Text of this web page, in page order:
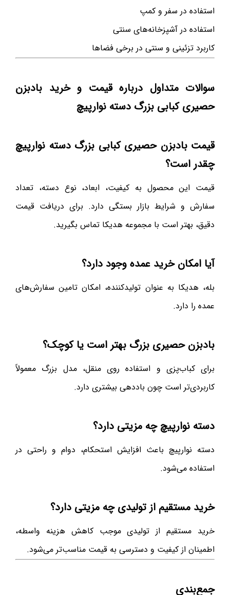
استفاده در سفر و کمپ
استفاده در آشپزخانه‌های سنتی
کاربرد تزئینی و سنتی در برخی فضاها
سوالات متداول درباره قیمت و خرید بادبزن
حصیری کبابی بزرگ دسته نوارپیچ
قیمت بادبزن حصیری کبابی بزرگ دسته نوارپیچ
چقدر است؟
قیمت این محصول به کیفیت، ابعاد، نوع دسته، تعداد
سفارش و شرایط بازار بستگی دارد. برای دریافت قیمت
دقیق، بهتر است با مجموعه هدیکا تماس بگیرید.
آیا امکان خرید عمده وجود دارد؟
بله، هدیکا به عنوان تولیدکننده، امکان تامین سفارش‌های
عمده را دارد.
بادبزن حصیری بزرگ بهتر است یا کوچک؟
برای کباب‌پزی و استفاده روی منقل، مدل بزرگ معمولاً
کاربردی‌تر است چون باددهی بیشتری دارد.
دسته نوارپیچ چه مزیتی دارد؟
دسته نوارپیچ باعث افزایش استحکام، دوام و راحتی در
استفاده می‌شود.
خرید مستقیم از تولیدی چه مزیتی دارد؟
خرید مستقیم از تولیدی موجب کاهش هزینه واسطه،
اطمینان از کیفیت و دسترسی به قیمت مناسب‌تر می‌شود.
جمع‌بندی